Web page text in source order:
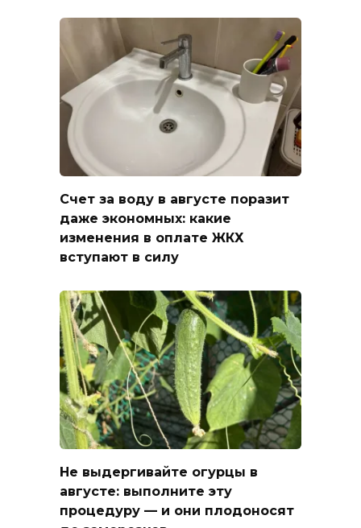
Счет за воду в августе поразит
даже экономных: какие
изменения в оплате ЖКХ
вступают в силу
Не выдергивайте огурцы в
августе: выполните эту
процедуру — и они плодоносят